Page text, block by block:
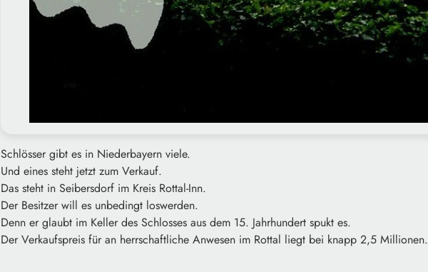
Schlösser gibt es in Niederbayern viele.
Und eines steht jetzt zum Verkauf.
Das steht in Seibersdorf im Kreis Rottal-Inn.
Der Besitzer will es unbedingt loswerden.
Denn er glaubt im Keller des Schlosses aus dem 15. Jahrhundert spukt es.
Der Verkaufspreis für an herrschaftliche Anwesen im Rottal liegt bei knapp 2,5 Millionen.